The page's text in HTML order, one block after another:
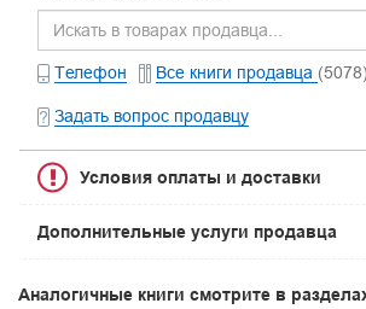
Телефон Все книги продавца (5078)
Задать вопрос продавцу
Условия оплаты и доставки
Дополнительные услуги продавца
Аналогичные книги смотрите в